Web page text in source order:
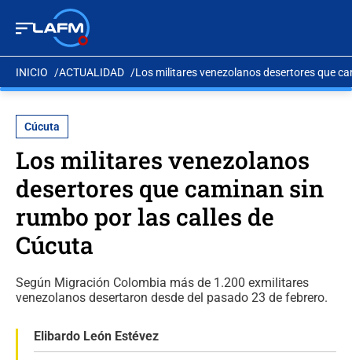
INICIO ACTUALIDAD Los militares venezolanos desertores que
Cúcuta
Los militares venezolanos
desertores que caminan sin
rumbo por las calles de
Cúcuta
Según Migración Colombia más de 1.200 exmilitares
venezolanos desertaron desde del pasado 23 de febrero.
Elibardo León Estévez